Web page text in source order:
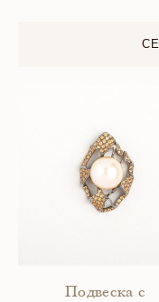
Подвеска с